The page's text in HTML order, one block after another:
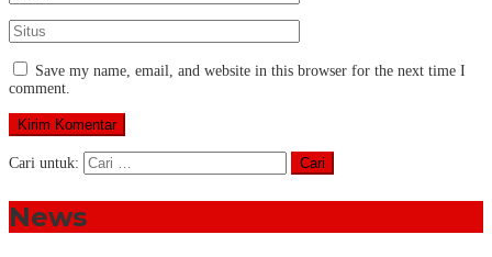
Save my name, email, and website in this browser for the next time I
comment.
Cari untuk:
News